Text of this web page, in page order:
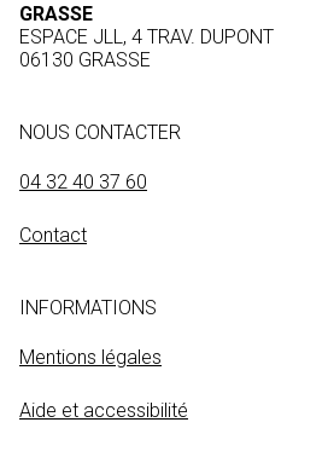
GRASSE
ESPACE JLL, 4 TRAV. DUPONT
06130 GRASSE
NOUS CONTACTER
04 32 40 37 60
Contact
INFORMATIONS
Mentions légales
Aide et accessibilité